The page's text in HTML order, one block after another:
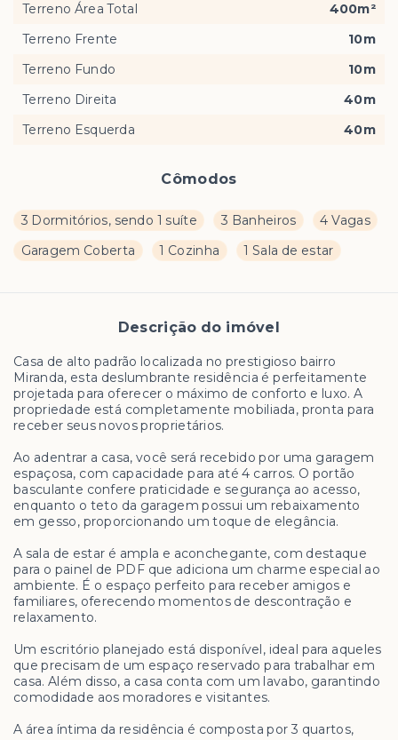
Cômodos
3 Dormitórios, sendo 1 suíte 3 Banheiros
4 Vagas
Garagem Coberta
1 Cozinha 1 Sala de estar
Descrição do imóvel
Casa de alto padrão localizada no prestigioso bairro
Miranda, esta deslumbrante residência é perfeitamente
projetada para oferecer o máximo de conforto e luxo. A
propriedade está completamente mobiliada, pronta para
receber seus novos proprietários.
Ao adentrar a casa, você será recebido por uma garagem
espaçosa, com capacidade para até 4 carros. O portão
basculante confere praticidade e segurança ao acesso,
enquanto o teto da garagem possui um rebaixamento
em gesso, proporcionando um toque de elegância.
A sala de estar é ampla e aconchegante, com destaque
para o painel de PDF que adiciona um charme especial ao
ambiente. É o espaço perfeito para receber amigos e
familiares, oferecendo momentos de descontração e
relaxamento.
Um escritório planejado está disponível, ideal para aqueles
que precisam de um espaço reservado para trabalhar em
casa. Além disso, a casa conta com um lavabo, garantindo
comodidade aos moradores e visitantes.
A área íntima da residência é composta por 3 quartos,
Terreno Área Total
400m²
Terreno Frente
10m
Terreno Fundo
10m
Terreno Direita
40m
Terreno Esquerda
40m